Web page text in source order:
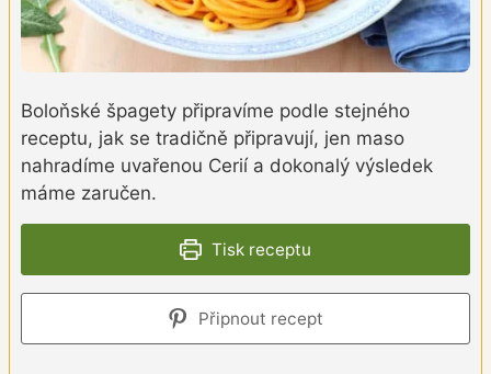
Boloňské špagety připravíme podle stejného
receptu, jak se tradičně připravují, jen maso
nahradíme uvařenou Cerií a dokonalý výsledek
máme zaručen.
Tisk receptu
Připnout recept